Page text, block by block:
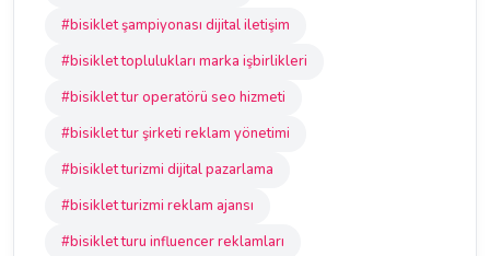
#bisiklet şampiyonası dijital iletişim
#bisiklet toplulukları marka işbirlikleri
#bisiklet tur operatörü seo hizmeti
#bisiklet tur şirketi reklam yönetimi
#bisiklet turizmi dijital pazarlama
#bisiklet turizmi reklam ajansı
#bisiklet turu influencer reklamları